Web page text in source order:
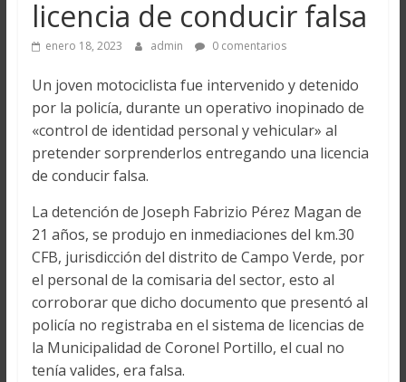
licencia de conducir falsa
enero 18, 2023 admin 0 comentarios
Un joven motociclista fue intervenido y detenido
por la policía, durante un operativo inopinado de
«control de identidad personal y vehicular» al
pretender sorprenderlos entregando una licencia
de conducir falsa.
La detención de Joseph Fabrizio Pérez Magan de
21 años, se produjo en inmediaciones del km.30
CFB, jurisdicción del distrito de Campo Verde, por
el personal de la comisaria del sector, esto al
corroborar que dicho documento que presentó al
policía no registraba en el sistema de licencias de
la Municipalidad de Coronel Portillo, el cual no
tenía valides, era falsa.